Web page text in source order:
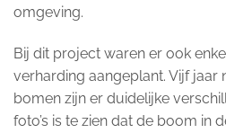
omgeving.
Bij dit project waren er ook
verharding aangeplant. Vijf jaar
bomen zijn er duidelijke
foto’s is te zien dat de boom in